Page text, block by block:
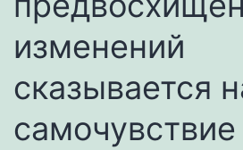
изменений
сказывается
самочувствие